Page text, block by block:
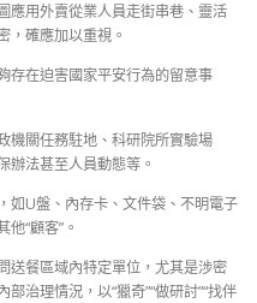
應用外賣從業人員走街串巷、靈活
，確應加以重視。
存在迫害國家平安行為的留意事
機關任務駐地、科研院所實驗場
辦法甚至人員動態等。
如U盤、內存卡、文件袋、不明電子
“顧客”。
送餐區域內特定單位，尤其是涉密
治理情況，以“獵奇”“做研討”“找伴